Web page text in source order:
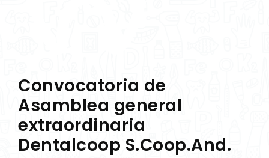
Convocatoria de
Asamblea general
extraordinaria
Dentalcoop S.Coop.And.